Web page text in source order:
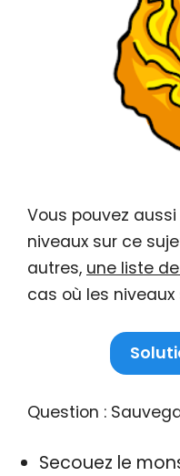
Vous pouvez
niveaux sur ce
autres, une liste
cas où les
Question :
Secouez le